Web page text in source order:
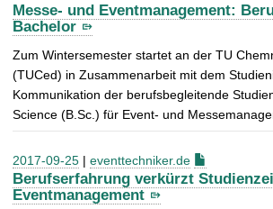
Messe- und Eventmanagement:
Bachelor
Zum Wintersemester startet an der TU
(TUCed) in Zusammenarbeit mit dem
Kommunikation der berufsbegleitende
Science (B.Sc.) für Event- und
2017-09-25 | eventtechniker.de
Berufserfahrung verkürzt
Eventmanagement